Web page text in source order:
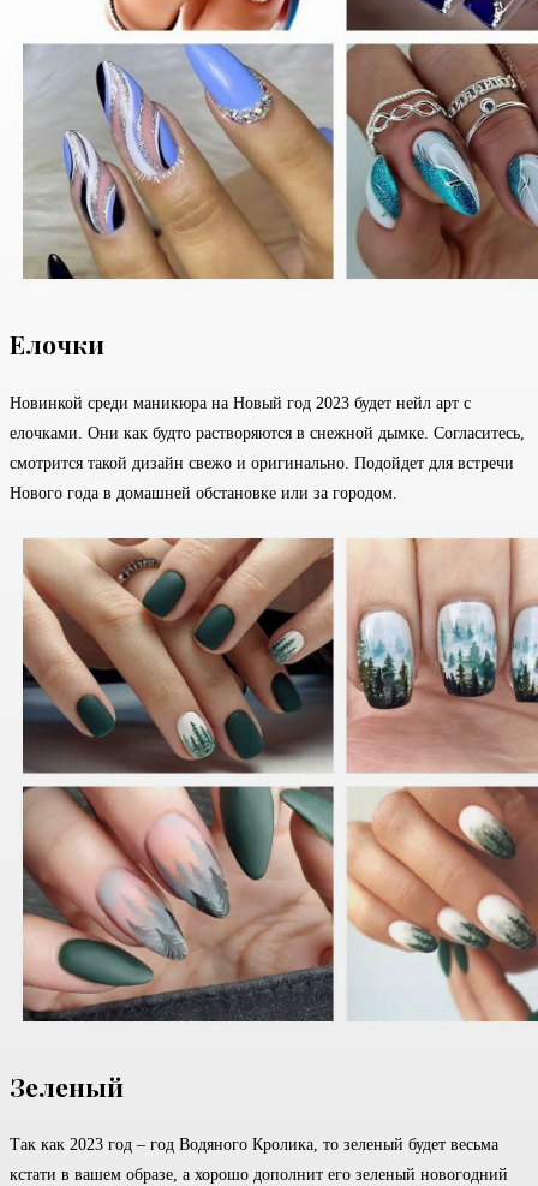
Елочки
Новинкой среди маникюра на Новый год 2023 будет нейл арт с
елочками. Они как будто растворяются в снежной дымке. Согласитесь,
смотрится такой дизайн свежо и оригинально. Подойдет для встречи
Нового года в домашней обстановке или за городом.
Зеленый
Так как 2023 год – год Водяного Кролика, то зеленый будет весьма
кстати в вашем образе, а хорошо дополнит его зеленый новогодний